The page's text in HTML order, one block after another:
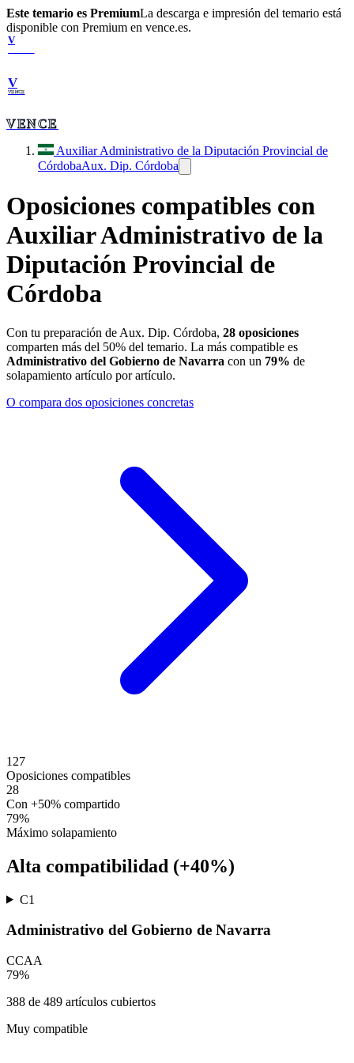
Este temario es PremiumLa descarga e impresión del temario está
disponible con Premium en vence.es.
V
V
VENCE
VENCE
Auxiliar Administrativo de la Diputación Provincial de
CórdobaAux. Dip. Córdoba
Oposiciones compatibles con
Auxiliar Administrativo de la
Diputación Provincial de
Córdoba
Con tu preparación de Aux. Dip. Córdoba, 28 oposiciones
comparten más del 50% del temario. La más compatible es
Administrativo del Gobierno de Navarra con un 79% de
solapamiento artículo por artículo.
O compara dos oposiciones concretas
127
Oposiciones compatibles
28
Con +50% compartido
79%
Máximo solapamiento
Alta compatibilidad (+40%)
C1
Administrativo del Gobierno de Navarra
CCAA
79%
388 de 489 artículos cubiertos
Muy compatible